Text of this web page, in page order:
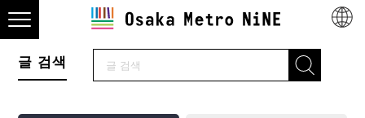
글 검색